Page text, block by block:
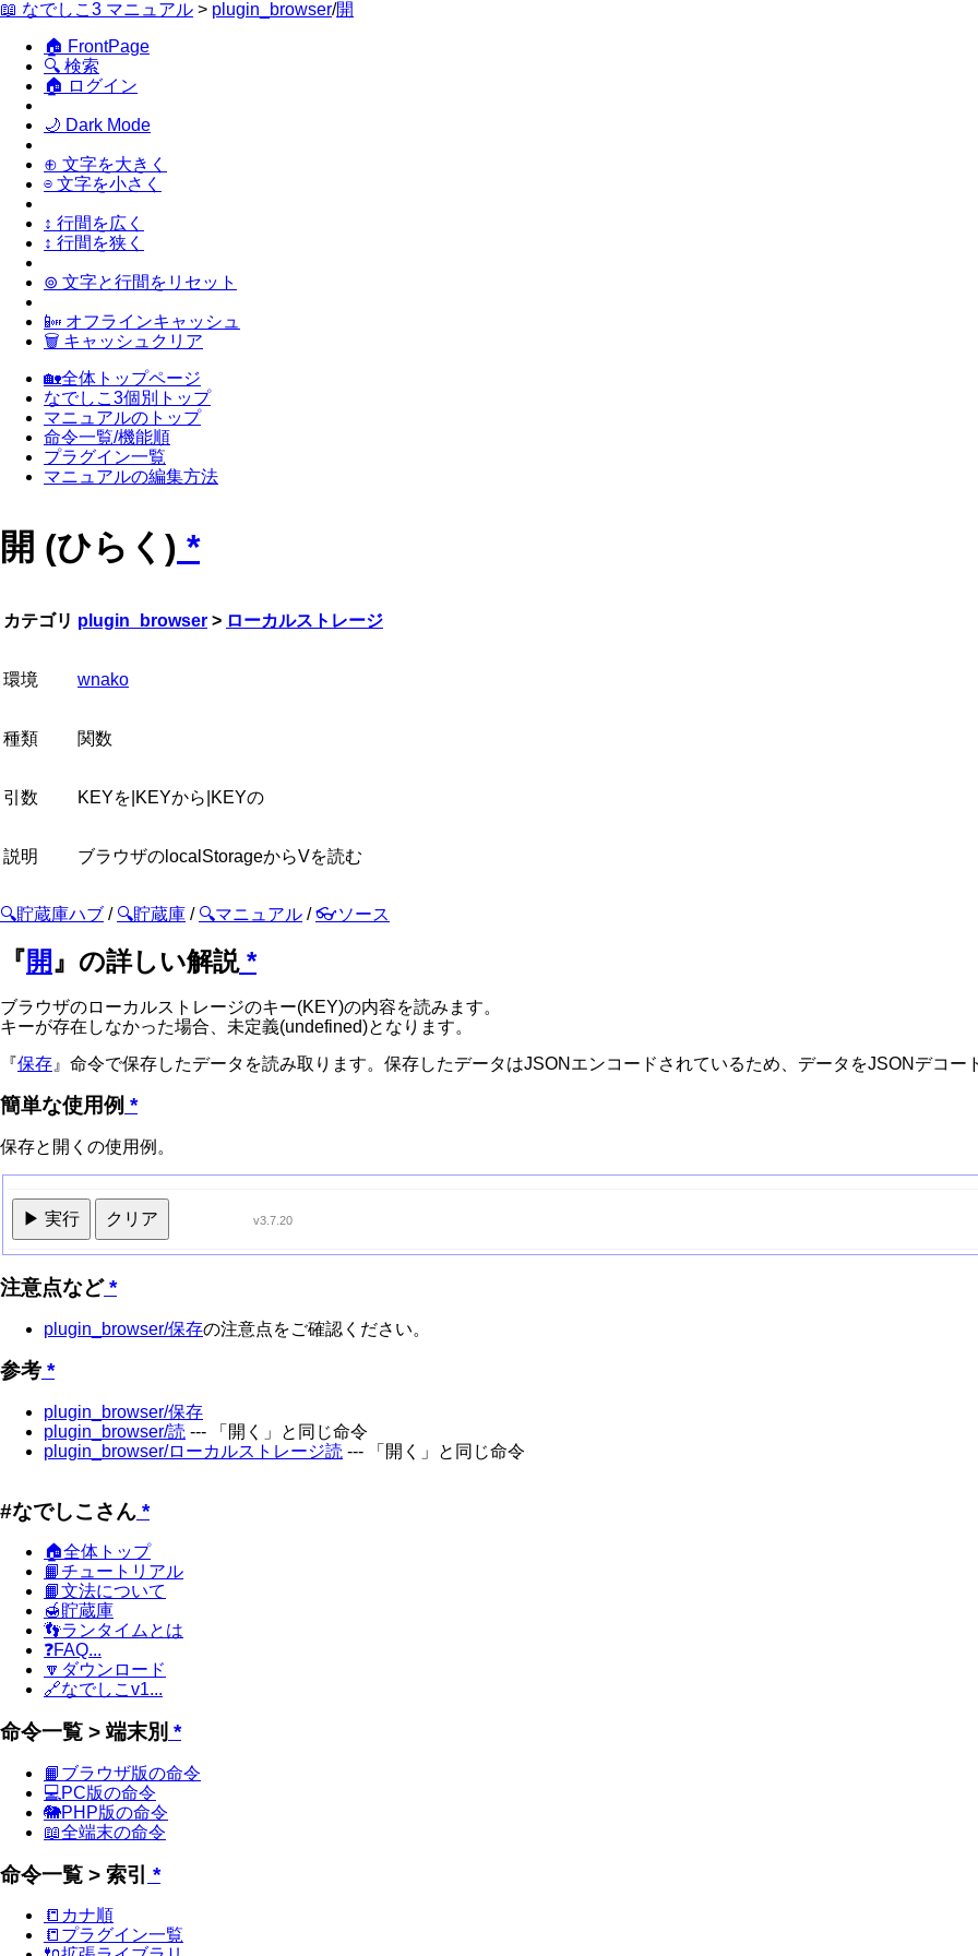
📖 なでしこ3 マニュアル > plugin_browser/開
🏠 FrontPage
🔍 検索
🏠 ログイン
🌙 Dark Mode
⊕ 文字を大きく
⊖ 文字を小さく
↕ 行間を広く
↕ 行間を狭く
⊚ 文字と行間をリセット
📴 オフラインキャッシュ
🗑 キャッシュクリア
🏡全体トップページ
なでしこ3個別トップ
マニュアルのトップ
命令一覧/機能順
プラグイン一覧
マニュアルの編集方法
開 (ひらく) *
カテゴリ plugin_browser > ローカルストレージ
環境 wnako
種類 関数
引数 KEYを|KEYから|KEYの
説明 ブラウザのlocalStorageからVを読む
🔍貯蔵庫ハブ / 🔍貯蔵庫 / 🔍マニュアル /👓ソース
『開』の詳しい解説*
ブラウザのローカルストレージのキー(KEY)の内容を読みます。
キーが存在しなかった場合、未定義(undefined)となります。
『保存 』命令で保存したデータを読み取ります。保存したデータはJSONエンコードされているため、データをJSONデコー
簡単な使用例 *
保存と開くの使用例。
▶ 実行 クリア v3.7.20
注意点など*
plugin_browser/保存の注意点をご確認ください。
参考 *
plugin_browser/保存
plugin_browser/読 --- 「開く」と同じ命令
plugin_browser/ローカルストレージ読 --- 「開く」と同じ命令
#なでしこさん *
🏠全体トップ
📙チュートリアル
📙文法について
🍯貯蔵庫
👣ランタイムとは
❓FAQ...
🔽ダウンロード
🔗なでしこv1...
命令一覧 > 端末別 *
📙ブラウザ版の命令
💻PC版の命令
🐘PHP版の命令
📖全端末の命令
命令一覧 > 索引 *
📒カナ順
📒プラグイン一覧